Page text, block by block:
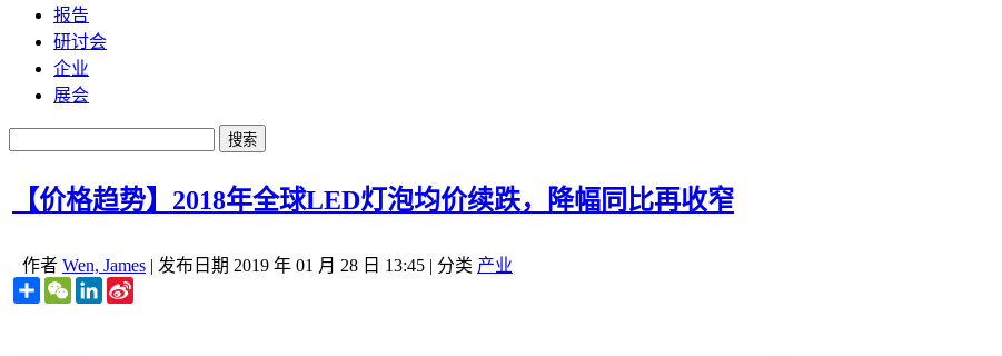
报告
研讨会
企业
展会
【价格趋势】2018年全球LED灯泡均价续跌，降幅同比再收窄
作者 Wen, James | 发布日期 2019 年 01 月 28 日 13:45 | 分类 产业
ShareWeChatLinkedIn